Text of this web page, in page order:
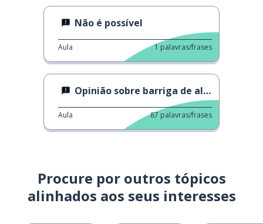
Não é possível
Aula 1 palavras/frases
Opinião sobre barriga de aluguel
Aula 87 palavras/frases
Procure por outros tópicos
alinhados aos seus interesses